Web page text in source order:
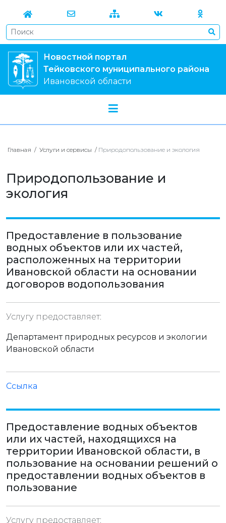
Новостной портал
Тейковского муниципального района
Ивановской области
Главная / Услуги и сервисы / Природопользование и экология
Природопользование и
экология
Предоставление в пользование
водных объектов или их частей,
расположенных на территории
Ивановской области на основании
договоров водопользования
Услугу предоставляет:
Департамент природных ресурсов и экологии
Ивановской области
Ссылка
Предоставление водных объектов
или их частей, находящихся на
территории Ивановской области, в
пользование на основании решений о
предоставлении водных объектов в
пользование
Услугу предоставляет: